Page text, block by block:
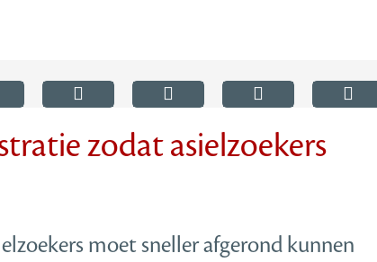
zodat asielzoekers
moet sneller afgerond kunnen